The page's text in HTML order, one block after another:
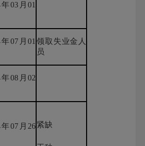
年03月01
年07月01领取失业金人
员
年08月02
年07月26紧缺